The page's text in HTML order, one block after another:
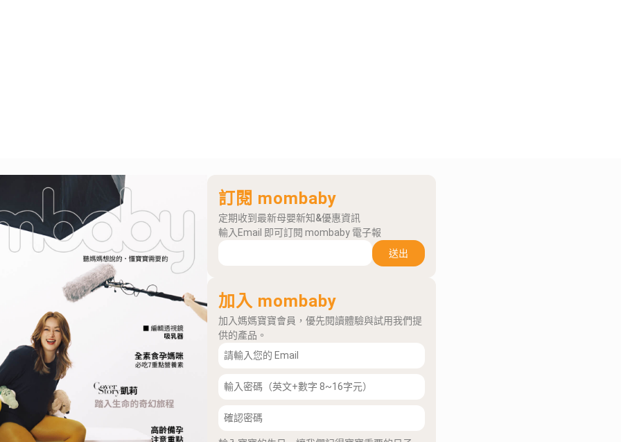
訂閱 mombaby
定期收到最新母嬰新知&優惠資訊
輸入Email 即可訂閱 mombaby 電子報
送出
加入 mombaby
加入媽媽寶寶會員，優先閱讀體驗與試用我們提
供的產品。